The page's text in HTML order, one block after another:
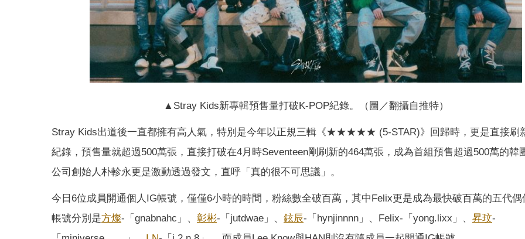
▲Stray Kids新專輯預售量打破K-POP紀錄。（圖／翻攝自推特）
Stray Kids出道後一直都擁有高人氣，特別是今年以正規三輯《★★★★★ (5-STAR)》回歸時，更是直接刷
紀錄，預售量就超過500萬張，直接打破在4月時Seventeen剛刷新的464萬張，成為首組預售超過500萬的韓
公司創始人朴軫永更是激動透過發文，直呼「真的很不可思議」。
今日6位成員開通個人IG帳號，僅僅6小時的時間，粉絲數全破百萬，其中Felix更是成為最快破百萬的五代偶
帳號分別是方燦-「gnabnahc」、 彰彬-「jutdwae」、 鉉辰-「hynjinnnn」、Felix-「yong.lixx」、 昇玟-